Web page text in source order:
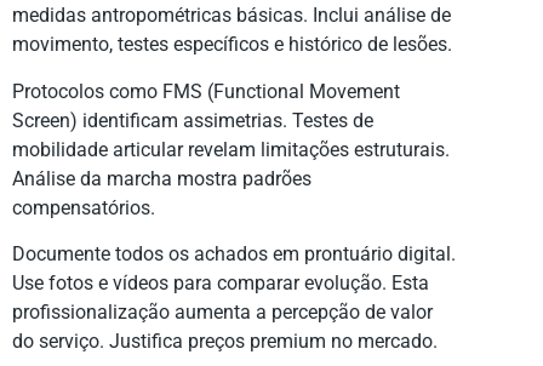
medidas antropométricas básicas. Inclui análise de
movimento, testes específicos e histórico de lesões.
Protocolos como FMS (Functional Movement
Screen) identificam assimetrias. Testes de
mobilidade articular revelam limitações estruturais.
Análise da marcha mostra padrões
compensatórios.
Documente todos os achados em prontuário digital.
Use fotos e vídeos para comparar evolução. Esta
profissionalização aumenta a percepção de valor
do serviço. Justifica preços premium no mercado.